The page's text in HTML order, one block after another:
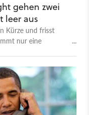
gehen zwei
leer aus
Kürze und frisst
nur eine